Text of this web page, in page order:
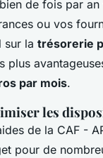
de fois par
ou vos
sur la trésorerie
plus
par mois.
les
de la CAF -
pour de